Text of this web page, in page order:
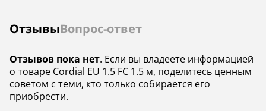
ОтзывыВопрос-ответ
Отзывов пока нет. Если вы владеете информацией
о товаре Cordial EU 1.5 FC 1.5 м, поделитесь ценным
советом с теми, кто только собирается его
приобрести.